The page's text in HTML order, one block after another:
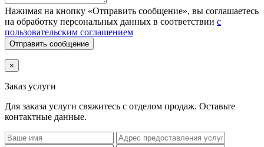
Нажимая на кнопку «Отправить сообщение», вы соглашаетесь
на обработку персональных данных в соответствии с
пользовательским соглашением
Отправить сообщение
×
Заказ услуги
Для заказа услуги свяжитесь с отделом продаж. Оставьте
контактные данные.